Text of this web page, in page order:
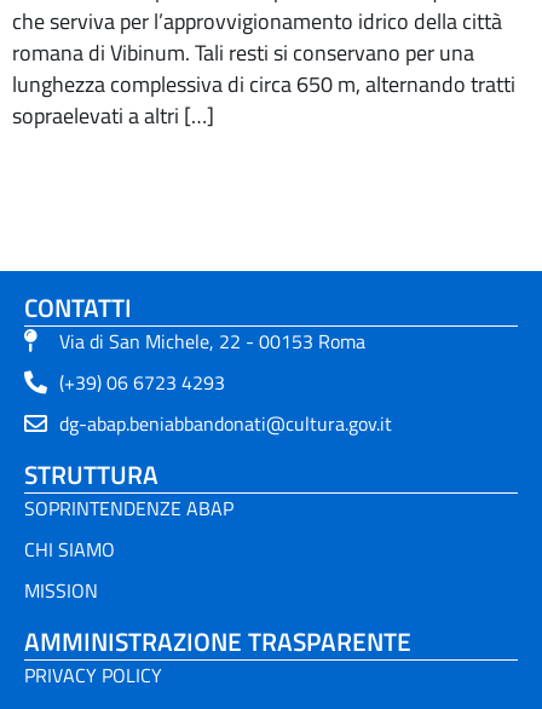
che serviva per l’approvvigionamento idrico della città
romana di Vibinum. Tali resti si conservano per una
lunghezza complessiva di circa 650 m, alternando tratti
sopraelevati a altri […]
CONTATTI
Via di San Michele, 22 - 00153 Roma
(+39) 06 6723 4293
dg-abap.beniabbandonati@cultura.gov.it
STRUTTURA
SOPRINTENDENZE ABAP
CHI SIAMO
MISSION
AMMINISTRAZIONE TRASPARENTE
PRIVACY POLICY